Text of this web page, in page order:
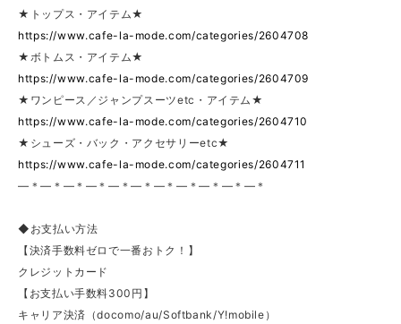
★トップス・アイテム★
https://www.cafe-la-mode.com/categories/2604708
★ボトムス・アイテム★
https://www.cafe-la-mode.com/categories/2604709
★ワンピース／ジャンプスーツetc・アイテム★
https://www.cafe-la-mode.com/categories/2604710
★シューズ・バック・アクセサリーetc★
https://www.cafe-la-mode.com/categories/2604711
—＊—＊—＊—＊—＊—＊—＊—＊—＊—＊—＊
◆お支払い方法
【決済手数料ゼロで一番おトク！】
クレジットカード
【お支払い手数料300円】
キャリア決済（docomo/au/Softbank/Y!mobile）